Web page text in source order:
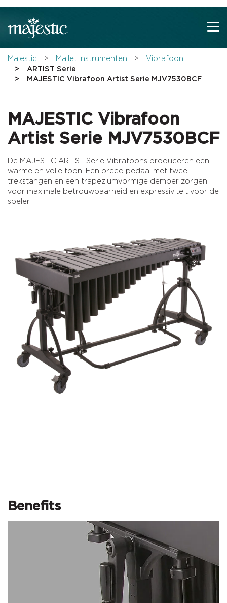
Don't show this message again
Majestic Mallet instrumenten
Vibrafoon
ARTIST Serie
MAJESTIC Vibrafoon Artist Serie MJV7530BCF
MAJESTIC Vibrafoon
Artist Serie MJV7530BCF
De MAJESTIC ARTIST Serie Vibrafoons produceren een
warme en volle toon. Een breed pedaal met twee
trekstangen en een trapeziumvormige demper zorgen
voor maximale betrouwbaarheid en expressiviteit voor de
speler.
Benefits